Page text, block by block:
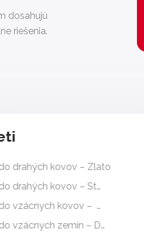
dosahujú
riešenia.
drahých kovov – Zlato
drahých kovov – St…
vzácnych kovov – …
vzácnych zemín – D…